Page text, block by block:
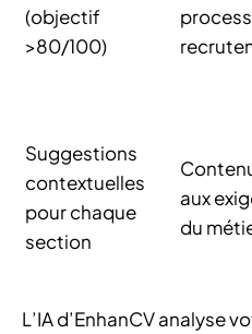
(objectif
>80/100)
Suggestions
contextuelles
pour chaque
section
aux
du
L’IA d’EnhanCV analyse